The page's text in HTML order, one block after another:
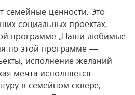
семейные ценности. Это
социальных проектах,
программе „Наши любимые
по этой программе —
исполнение желаний
мечта исполняется —
в семейном сквере,